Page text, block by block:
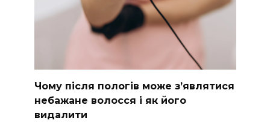
Чому після пологів може з’являтися
небажане волосся і як його
видалити